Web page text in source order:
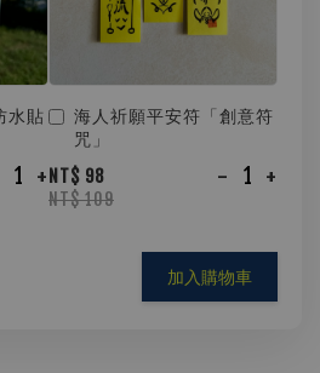
水貼
+
海人祈願平安符「創意符
咒」
NT$ 98
NT$ 109
- +
加入購物車